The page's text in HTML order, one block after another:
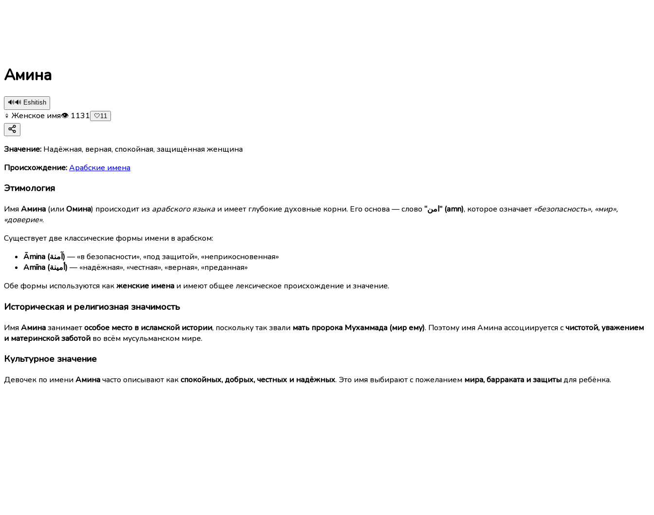
Амина
🔊🔊 Eshitish
♀ Женское имя👁 1131 🤍11
Значение: Надёжная, верная, спокойная, защищённая женщина
Происхождение:Арабские имена
Этимология
ИмяАмина (илиОмина) происходит из арабского языка и имеет глубокие духовные корни. Его основа — слово “امن” (amn), которое означает «безопасность», «мир»,
«доверие».
Существует две классические формы имени в арабском:
Āmina (آمنة) — «в безопасности», «под защитой», «неприкосновенная»
Amīna (أمينة) — «надёжная», «честная», «верная», «преданная»
Обе формы используются какженские имена и имеют общее лексическое происхождение и значение.
Историческая и религиозная значимость
ИмяАминазанимаетособое место в исламской истории, поскольку так звали мать пророка Мухаммада (мир ему). Поэтому имя Амина ассоциируется счистотой, уважением
и материнской заботой во всём мусульманском мире.
Культурное значение
Девочек по имениАминачасто описывают какспокойных, добрых, честных и надёжных. Это имя выбирают с пожеланием мира, барраката и защитыдля ребёнка.